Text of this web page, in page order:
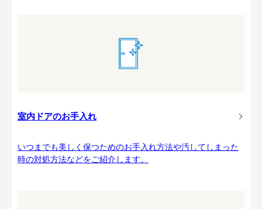
室内ドアのお手入れ
いつまでも美しく保つためのお手入れ方法や汚してしまった
時の対処方法などをご紹介します。